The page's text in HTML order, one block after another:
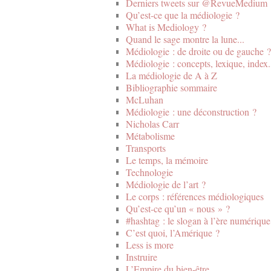
Derniers tweets sur @RevueMedium
Qu’est-ce que la médiologie ?
What is Mediology ?
Quand le sage montre la lune...
Médiologie : de droite ou de gauche ?
Médiologie : concepts, lexique,
La médiologie de A à Z
Bibliographie sommaire
McLuhan
Médiologie : une déconstruction ?
Nicholas Carr
Métabolisme
Transports
Le temps, la mémoire
Technologie
Médiologie de l’art ?
Le corps : références médiologiques
Qu’est-ce qu’un « nous » ?
#hashtag : le slogan à l’ère
C’est quoi, l’Amérique ?
Less is more
Instruire